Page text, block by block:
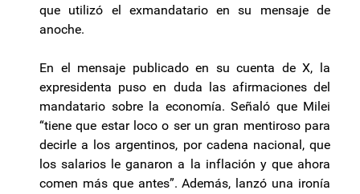
que utilizó el exmandatario en su mensaje de
anoche.
En el mensaje publicado en su cuenta de X, la
expresidenta puso en duda las afirmaciones del
mandatario sobre la economía. Señaló que Milei
“tiene que estar loco o ser un gran mentiroso para
decirle a los argentinos, por cadena nacional, que
los salarios le ganaron a la inflación y que ahora
comen más que antes”. Además, lanzó una ironía